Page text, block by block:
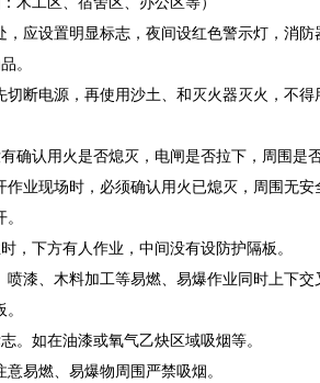
应设置明显标志，夜间设红色警示灯，消
。
断电源，再使用沙土、和灭火器灭火，不得
确认用火是否熄灭，电闸是否拉下，周围是
业现场时，必须确认用火已熄灭，周围无
，下方有人作业，中间没有设防护隔板。
漆、木料加工等易燃、易爆作业同时上下
。如在油漆或氧气乙炔区域吸烟等。
易燃、易爆物周围严禁吸烟。